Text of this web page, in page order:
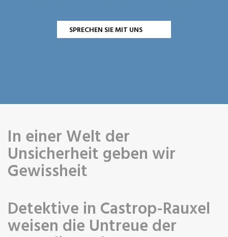
SPRECHEN SIE MIT UNS
In einer Welt der
Unsicherheit geben wir
Gewissheit
Detektive in Castrop-Rauxel
weisen die Untreue der